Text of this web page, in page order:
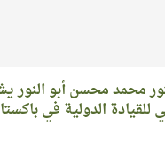
محمد محسن أبو النور
للقيادة الدولية في